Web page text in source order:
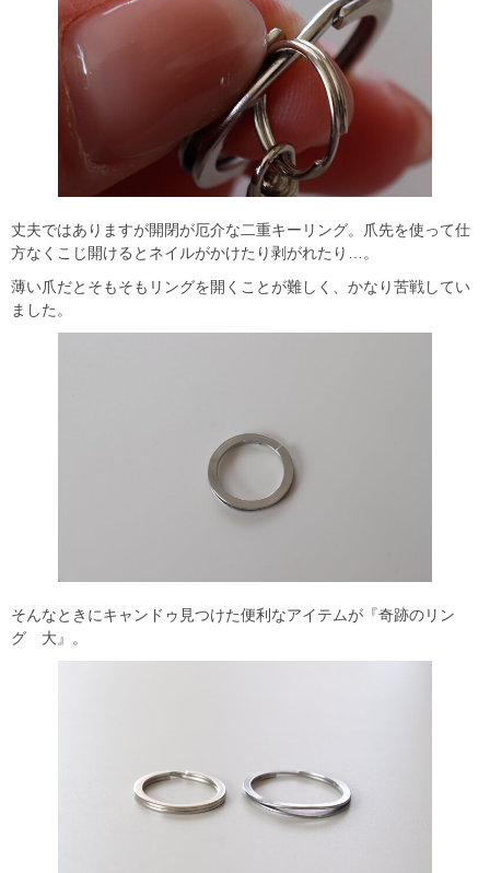
丈夫ではありますが開閉が厄介な二重キーリング。爪先を使って仕
方なくこじ開けるとネイルがかけたり剥がれたり…。
薄い爪だとそもそもリングを開くことが難しく、かなり苦戦してい
ました。
そんなときにキャンドゥ見つけた便利なアイテムが『奇跡のリン
グ 大』。